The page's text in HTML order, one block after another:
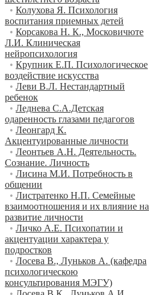
• Колухова Я. Психология
воспитания приемных детей
• Корсакова Н. К., Московичюте
Л.И. Клиническая
нейропсихология
• Крупник Е.П. Психологическое
воздействие искусства
• Леви В.Л. Нестандартный
ребенок
• Леднева С.А.Детская
одаренность глазами педагогов
• Леонгард К.
Акцентуированные личности
• Леонтьев А.Н. Деятельность.
Сознание. Личность
• Лисина М.И. Потребность в
общении
• Листратенко Н.П. Семейные
взаимоотношения и их влияние на
развитие личности
• Личко А.Е. Психопатии и
акцентуации характера у
подростков
• Лосева В., Луньков А. (кафедра
психологическою
консультирования МЭГУ)